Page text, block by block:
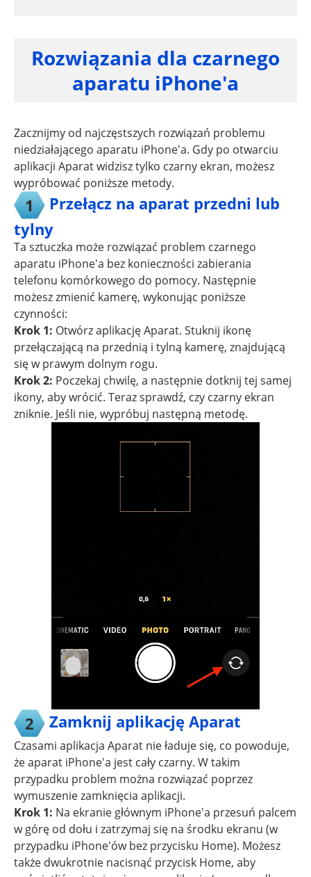
Rozwiązania dla czarnego
aparatu iPhone'a
Zacznijmy od najczęstszych rozwiązań problemu
niedziałającego aparatu iPhone'a. Gdy po otwarciu
aplikacji Aparat widzisz tylko czarny ekran, możesz
wypróbować poniższe metody.
1
Przełącz na aparat przedni lub
tylny
Ta sztuczka może rozwiązać problem czarnego
aparatu iPhone'a bez konieczności zabierania
telefonu komórkowego do pomocy. Następnie
możesz zmienić kamerę, wykonując poniższe
czynności:
Krok 1: Otwórz aplikację Aparat. Stuknij ikonę
przełączającą na przednią i tylną kamerę, znajdującą
się w prawym dolnym rogu.
Krok 2: Poczekaj chwilę, a następnie dotknij tej samej
ikony, aby wrócić. Teraz sprawdź, czy czarny ekran
zniknie. Jeśli nie, wypróbuj następną metodę.
2 Zamknij aplikację Aparat
Czasami aplikacja Aparat nie ładuje się, co powoduje,
że aparat iPhone'a jest cały czarny. W takim
przypadku problem można rozwiązać poprzez
wymuszenie zamknięcia aplikacji.
Krok 1: Na ekranie głównym iPhone'a przesuń palcem
w górę od dołu i zatrzymaj się na środku ekranu (w
przypadku iPhone'ów bez przycisku Home). Możesz
także dwukrotnie nacisnąć przycisk Home, aby